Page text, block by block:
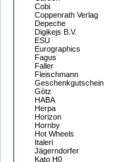
Cobi
Coppenrath Verlag
Depeche
Digikejs B.V.
ESU
Eurographics
Fagus
Faller
Fleischmann
Geschenkgutschein
Götz
HABA
Herpa
Horizon
Hornby
Hot Wheels
Italeri
Jägerndorfer
Kato H0